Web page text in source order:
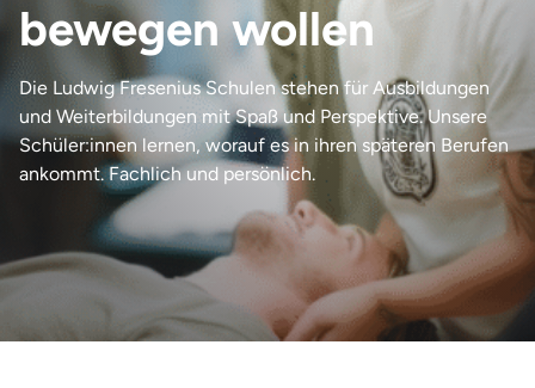
bewegen wollen
Die Ludwig Fresenius Schulen stehen für Ausbildungen
und Weiterbildungen mit Spaß und Perspektive. Unsere
Schüler:innen lernen, worauf es in ihren späteren Berufen
ankommt. Fachlich und persönlich.